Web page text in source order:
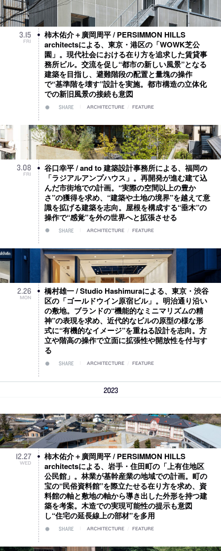
3.15
FRI
柿木佑介＋廣岡周平 / PERSIMMON HILLS
architectsによる、東京・港区の「WOWK芝公
園」。現代社会における在り方を追求した賃貸事
務所ビル。交流を促し“都市の新しい風景”となる
建築を目指し、避難階段の配置と量塊の操作
で“基準階を壊す”設計を実施。都市構造の立体化
での新旧風景の接続も意図
SHARE ARCHITECTURE FEATURE
3.08
FRI
谷口幸平 / and to 建築設計事務所による、福岡の
「ラジアルアンプハウス」。再開発が進む建て込
んだ市街地での計画。“実際の空間以上の豊か
さ”の獲得を求め、“建築や土地の境界”を越えて意
識を拡げる建築を志向。屋根を構成する“垂木”の
操作で“感覚”を外の世界へと拡張させる
SHARE ARCHITECTURE FEATURE
2.26
MON
橋村雄一 / Studio Hashimuraによる、東京・渋谷
区の「ゴールドウイン原宿ビル」。明治通り沿い
の敷地。ブランドの“機能的なミニマリズムの精
神”の表現を求め、近代的なビルの原型の様な形
式に“有機的なイメージ”を重ねる設計を志向。方
立や階高の操作で立面に拡張性や開放性を付与す
る
SHARE ARCHITECTURE FEATURE
2023
12.27
WED
柿木佑介＋廣岡周平 / PERSIMMON HILLS
architectsによる、岩手・住田町の「上有住地区
公民館」。林業が基幹産業の地域での計画。町の
宝の“民俗資料館”を際立たせる在り方を求め、資
料館の軸と敷地の軸から導き出した外形を持つ建
築を考案。木造での実現可能性の提示も意図
し“住宅の延長線上の部材”を多用
SHARE ARCHITECTURE FEATURE